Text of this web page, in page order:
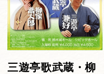
三遊亭歌武蔵・柳